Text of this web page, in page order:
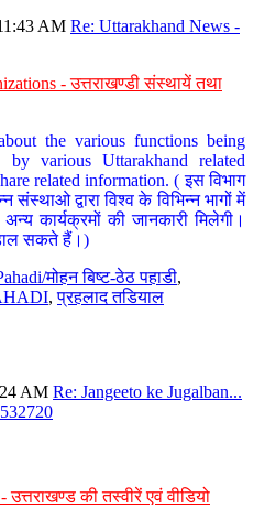
AM Re: Uttarakhand News -
- उत्तराखण्डी संस्थायें तथा
the various functions being
various Uttarakhand related
related information. ( इस विभाग
द्वारा विश्व के विभिन्न भागों में
कार्यक्रमों की जानकारी मिलेगी।
सकते हैं।)
मोहन बिष्ट-ठेठ पहाडी,
,प्रहलाद तडियाल
AM Re: Jangeeto ke Jugalban...
की तस्वीरें एवं वीडियो